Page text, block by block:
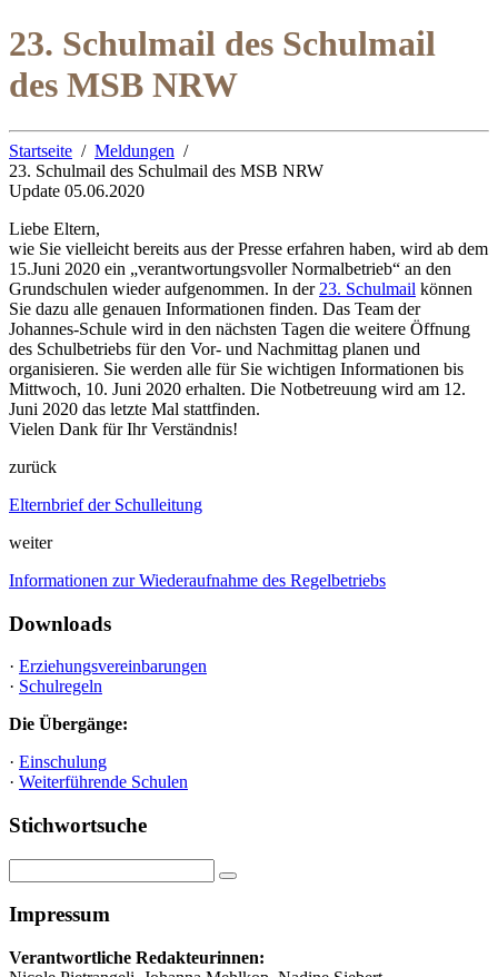
23. Schulmail des Schulmail
des MSB NRW
Startseite
Meldungen
23. Schulmail des Schulmail des MSB NRW
Update 05.06.2020
Liebe Eltern,
wie Sie vielleicht bereits aus der Presse erfahren haben, wird ab dem
15.Juni 2020 ein „verantwortungsvoller Normalbetrieb“ an den
Grundschulen wieder aufgenommen. In der 23. Schulmail können
Sie dazu alle genauen Informationen finden. Das Team der
Johannes-Schule wird in den nächsten Tagen die weitere Öffnung
des Schulbetriebs für den Vor- und Nachmittag planen und
organisieren. Sie werden alle für Sie wichtigen Informationen bis
Mittwoch, 10. Juni 2020 erhalten. Die Notbetreuung wird am 12.
Juni 2020 das letzte Mal stattfinden.
Vielen Dank für Ihr Verständnis!
zurück
Elternbrief der Schulleitung
weiter
Informationen zur Wiederaufnahme des Regelbetriebs
Downloads
· Erziehungsvereinbarungen
· Schulregeln
Die Übergänge:
· Einschulung
· Weiterführende Schulen
Stichwortsuche
Impressum
Verantwortliche Redakteurinnen: